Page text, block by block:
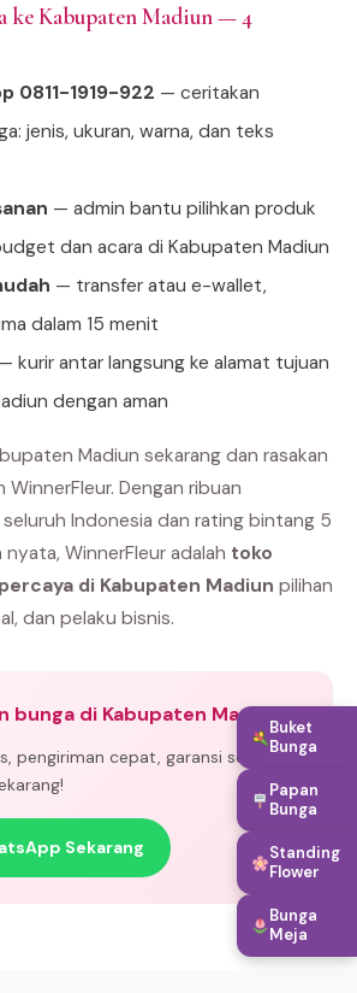
ke Kabupaten Madiun — 4
0811-1919-922 — ceritakan
jenis, ukuran, warna, dan teks
— admin bantu pilihkan produk
dan acara di Kabupaten Madiun
— transfer atau e-wallet,
dalam 15 menit
— kurir antar langsung ke alamat tujuan
dengan aman
Madiun sekarang dan rasakan
Dengan ribuan
Indonesia dan rating bintang 5
WinnerFleur adalah toko
di Kabupaten Madiun pilihan
dan pelaku bisnis.
bunga di Kabupaten Madiun?
pengiriman cepat, garansi segar.
Sekarang
Buket
Bunga
Papan
Bunga
Standing
Flower
Bunga
Meja